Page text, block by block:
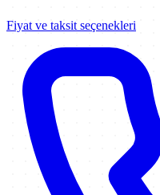
Fiyat ve taksit seçenekleri